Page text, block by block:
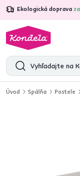
Ekologická doprava
4,7
Úvod Spálňa Postele